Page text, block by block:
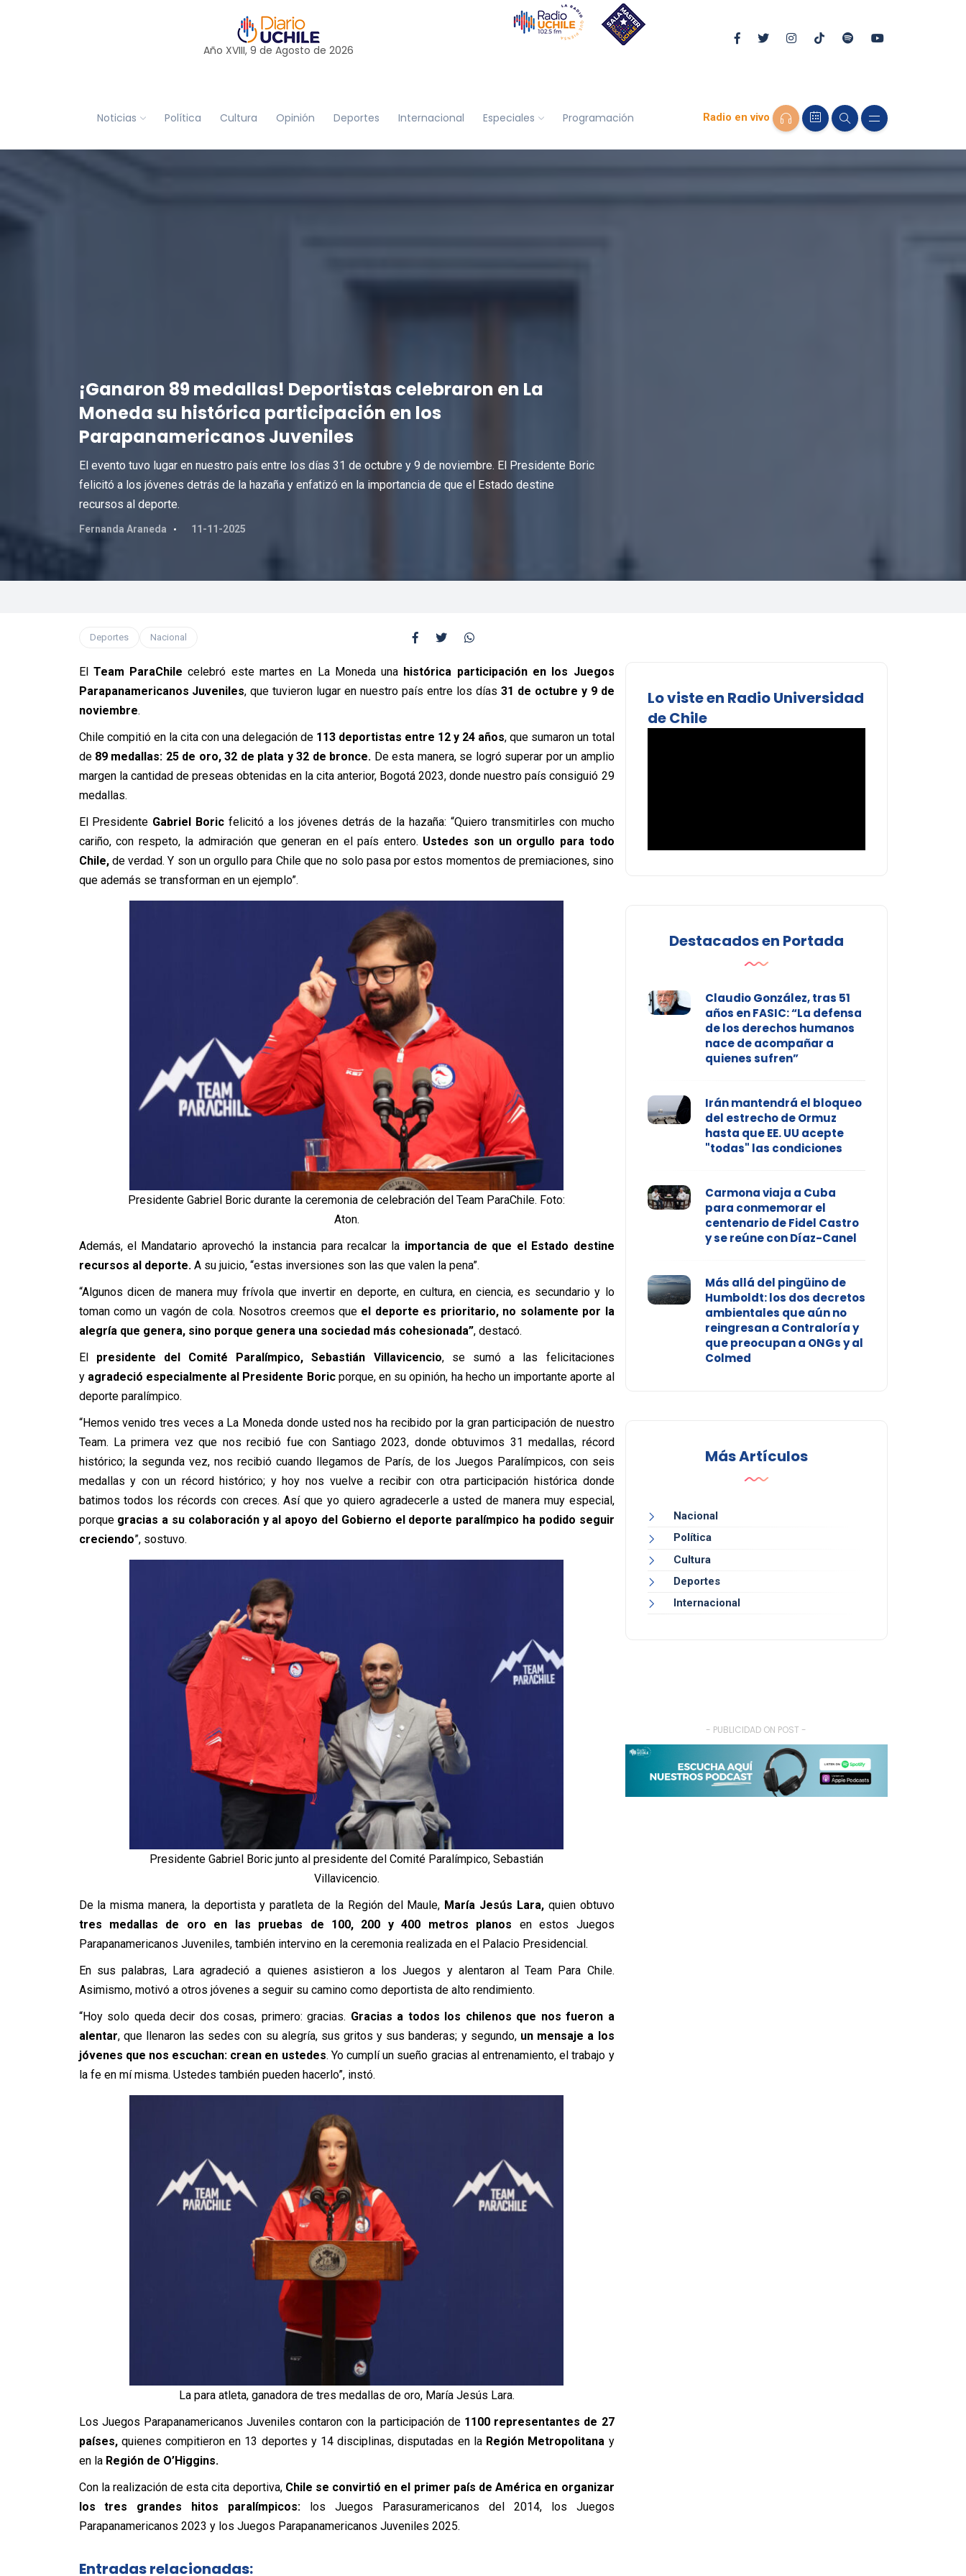
Año XVIII, 9 de Agosto de 2026
Noticias Política Cultura Opinión Deportes Internacional Especiales Programación Radio en vivo
¡Ganaron 89 medallas! Deportistas celebraron en La
Moneda su histórica participación en los
Parapanamericanos Juveniles
El evento tuvo lugar en nuestro país entre los días 31 de octubre y 9 de noviembre. El Presidente Boric
felicitó a los jóvenes detrás de la hazaña y enfatizó en la importancia de que el Estado destine
recursos al deporte.
Fernanda Araneda 11-11-2025
Deportes Nacional
El Team ParaChile celebró este martes en La Moneda una histórica participación en los Juegos
Parapanamericanos Juveniles, que tuvieron lugar en nuestro país entre los días 31 de octubre y 9 de
noviembre.
Chile compitió en la cita con una delegación de 113 deportistas entre 12 y 24 años, que sumaron un total
de 89 medallas: 25 de oro, 32 de plata y 32 de bronce. De esta manera, se logró superar por un amplio
margen la cantidad de preseas obtenidas en la cita anterior, Bogotá 2023, donde nuestro país consiguió 29
medallas.
El Presidente Gabriel Boric felicitó a los jóvenes detrás de la hazaña: “Quiero transmitirles con mucho
cariño, con respeto, la admiración que generan en el país entero. Ustedes son un orgullo para todo
Chile,de verdad. Y son un orgullo para Chile que no solo pasa por estos momentos de premiaciones, sino
que además se transforman en un ejemplo”.
Presidente Gabriel Boric durante la ceremonia de celebración del Team ParaChile. Foto:
Aton.
Además, el Mandatario aprovechó la instancia para recalcar la importancia de que el Estado destine
recursos al deporte.A su juicio, “estas inversiones son las que valen la pena”.
“Algunos dicen de manera muy frívola que invertir en deporte, en cultura, en ciencia, es secundario y lo
toman como un vagón de cola. Nosotros creemos que el deporte es prioritario, no solamente por la
alegría que genera, sino porque genera una sociedad más cohesionada”, destacó.
El presidente del Comité Paralímpico, Sebastián Villavicencio, se sumó a las felicitaciones
y agradeció especialmente al Presidente Boricporque, en su opinión, ha hecho un importante aporte al
deporte paralímpico.
“Hemos venido tres veces a La Moneda donde usted nos ha recibido por la gran participación de nuestro
Team. La primera vez que nos recibió fue con Santiago 2023, donde obtuvimos 31 medallas, récord
histórico; la segunda vez, nos recibió cuando llegamos de París, de los Juegos Paralímpicos, con seis
medallas y con un récord histórico; y hoy nos vuelve a recibir con otra participación histórica donde
batimos todos los récords con creces. Así que yo quiero agradecerle a usted de manera muy especial,
porque gracias a su colaboración y al apoyo del Gobierno el deporte paralímpico ha podido seguir
creciendo”, sostuvo.
Presidente Gabriel Boric junto al presidente del Comité Paralímpico, Sebastián
Villavicencio.
De la misma manera, la deportista y paratleta de la Región del Maule, María Jesús Lara,quien obtuvo
tres medallas de oro en las pruebas de 100, 200 y 400 metros planos en estos Juegos
Parapanamericanos Juveniles, también intervino en la ceremonia realizada en el Palacio Presidencial.
En sus palabras, Lara agradeció a quienes asistieron a los Juegos y alentaron al Team Para Chile.
Asimismo, motivó a otros jóvenes a seguir su camino como deportista de alto rendimiento.
“Hoy solo queda decir dos cosas, primero: gracias. Gracias a todos los chilenos que nos fueron a
alentar, que llenaron las sedes con su alegría, sus gritos y sus banderas; y segundo, un mensaje a los
jóvenes que nos escuchan: crean en ustedes. Yo cumplí un sueño gracias al entrenamiento, el trabajo y
la fe en mí misma. Ustedes también pueden hacerlo”, instó.
La para atleta, ganadora de tres medallas de oro, María Jesús Lara.
Los Juegos Parapanamericanos Juveniles contaron con la participación de 1100 representantes de 27
países,quienes compitieron en 13 deportes y 14 disciplinas, disputadas en la Región Metropolitana y
en la Región de O’Higgins.
Con la realización de esta cita deportiva, Chile se convirtió en el primer país de América en organizar
los tres grandes hitos paralímpicos: los Juegos Parasuramericanos del 2014, los Juegos
Parapanamericanos 2023 y los Juegos Parapanamericanos Juveniles 2025.
Entradas relacionadas:
Lo viste en Radio Universidad
de Chile
Destacados en Portada
Claudio González, tras 51
años en FASIC: “La defensa
de los derechos humanos
nace de acompañar a
quienes sufren”
Irán mantendrá el bloqueo
del estrecho de Ormuz
hasta que EE. UU acepte
"todas" las condiciones
Carmona viaja a Cuba
para conmemorar el
centenario de Fidel Castro
y se reúne con Díaz-Canel
Más allá del pingüino de
Humboldt: los dos decretos
ambientales que aún no
reingresan a Contraloría y
que preocupan a ONGs y al
Colmed
Más Artículos
Nacional
Política
Cultura
Deportes
Internacional
- PUBLICIDAD ON POST -